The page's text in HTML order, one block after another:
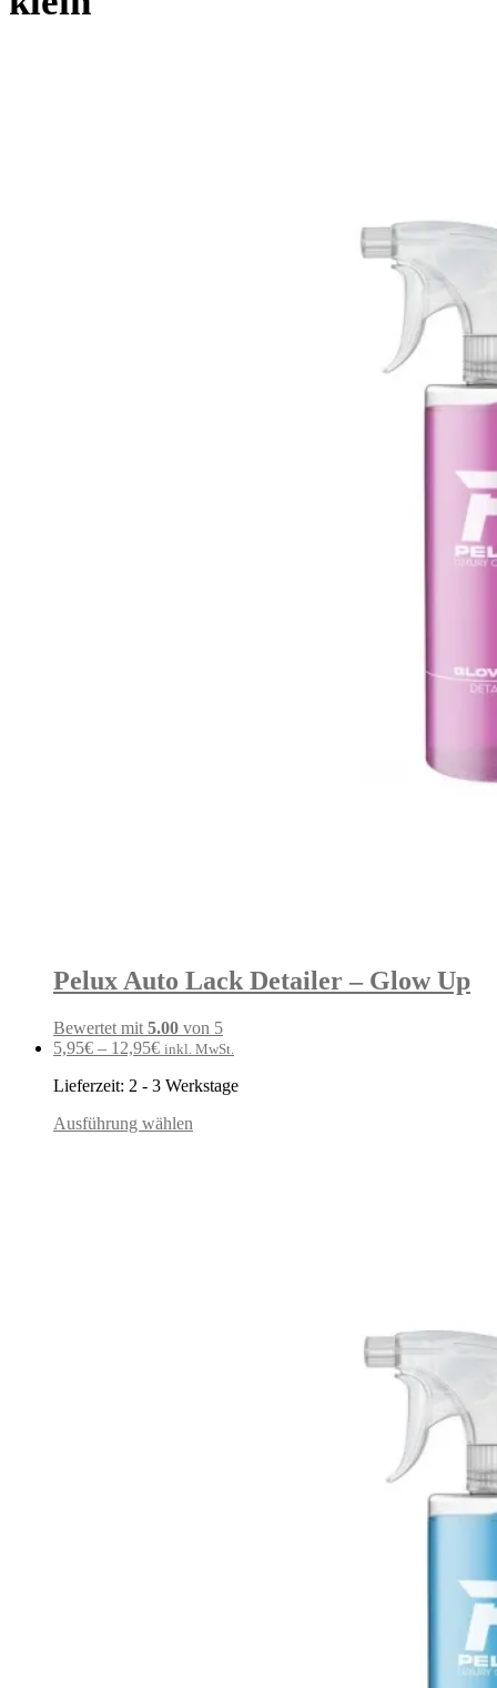
Pelux Auto Lack Detailer – Glow Up
Bewertet mit 5.00 von 5
5,95€ – 12,95€ inkl. MwSt.
Lieferzeit: 2 - 3 Werkstage
Ausführung wählen